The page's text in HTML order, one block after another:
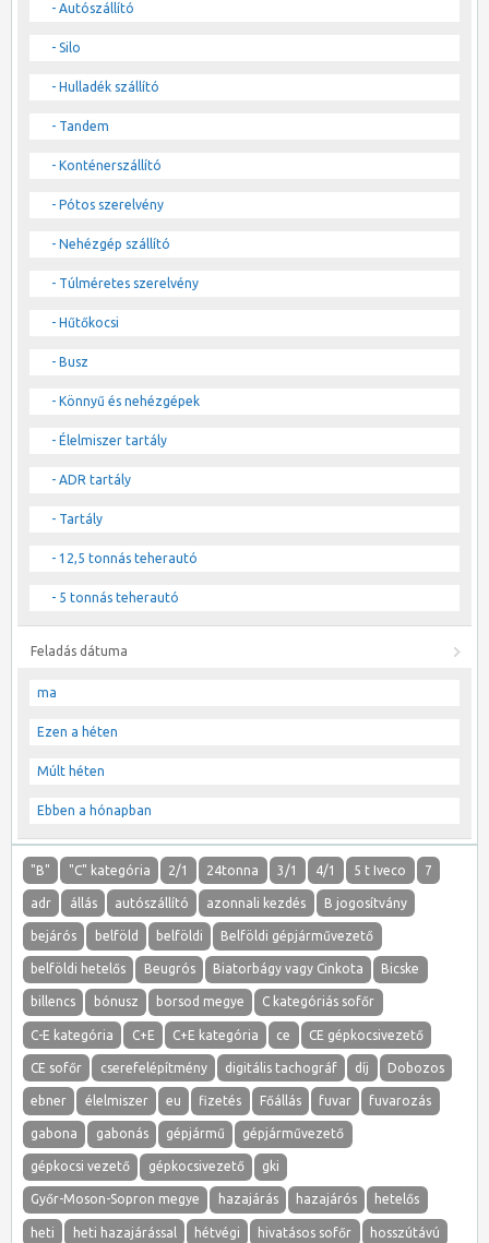
- Autószállító
- Silo
- Hulladék szállító
- Tandem
- Konténerszállító
- Pótos szerelvény
- Nehézgép szállító
- Túlméretes szerelvény
- Hűtőkocsi
- Busz
- Könnyű és nehézgépek
- Élelmiszer tartály
- ADR tartály
- Tartály
- 12,5 tonnás teherautó
- 5 tonnás teherautó
Feladás dátuma
ma
Ezen a héten
Múlt héten
Ebben a hónapban
"B" "C" kategória 2/1 24tonna 3/1 4/1 5 t Iveco 7
adr állás autószállító azonnali kezdés B jogosítvány
bejárós belföld belföldi Belföldi gépjárművezető
belföldi hetelős Beugrós Biatorbágy vagy Cinkota Bicske
billencs bónusz borsod megye C kategóriás sofőr
C-E kategória C+E C+E kategória ce CE gépkocsivezető
CE sofőr cserefelépítmény digitális tachográf díj Dobozos
ebner élelmiszer eu fizetés Főállás fuvar fuvarozás
gabona gabonás gépjármű gépjárművezető
gépkocsi vezető gépkocsivezető gki
Győr-Moson-Sopron megye hazajárás hazajárós hetelős
heti heti hazajárással hétvégi hivatásos sofőr hosszútávú